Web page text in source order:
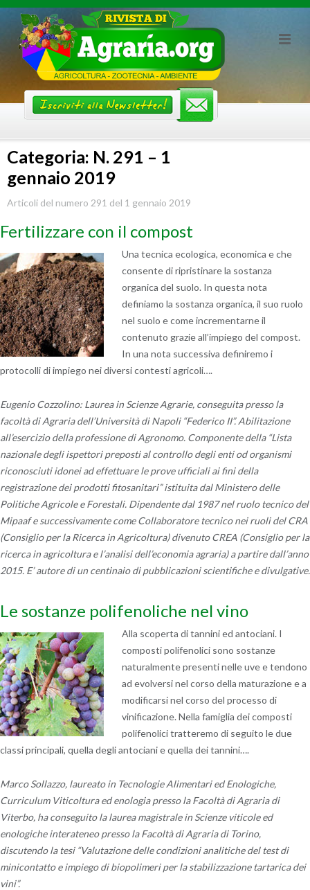
Skip
content
Categoria: N. 291 – 1
gennaio 2019
Articoli del numero 291 del 1 gennaio 2019
Fertilizzare con il compost
Una tecnica ecologica, economica e che
consente di ripristinare la sostanza
organica del suolo. In questa nota
definiamo la sostanza organica, il suo ruolo
nel suolo e come incrementarne il
contenuto grazie all’impiego del compost.
In una nota successiva definiremo i
protocolli di impiego nei diversi contesti agricoli….
Eugenio Cozzolino: Laurea in Scienze Agrarie, conseguita presso la
facoltà di Agraria dell’Università di Napoli “Federico II”. Abilitazione
all’esercizio della professione di Agronomo. Componente della “Lista
nazionale degli ispettori preposti al controllo degli enti od organismi
riconosciuti idonei ad effettuare le prove ufficiali ai fini della
registrazione dei prodotti fitosanitari” istituita dal Ministero delle
Politiche Agricole e Forestali. Dipendente dal 1987 nel ruolo tecnico del
Mipaaf e successivamente come Collaboratore tecnico nei ruoli del CRA
(Consiglio per la Ricerca in Agricoltura) divenuto CREA (Consiglio per la
ricerca in agricoltura e l’analisi dell’economia agraria) a partire dall’anno
2015. E’ autore di un centinaio di pubblicazioni scientifiche e divulgative.
Le sostanze polifenoliche nel vino
Alla scoperta di tannini ed antociani. I
composti polifenolici sono sostanze
naturalmente presenti nelle uve e tendono
ad evolversi nel corso della maturazione e a
modificarsi nel corso del processo di
vinificazione. Nella famiglia dei composti
polifenolici tratteremo di seguito le due
classi principali, quella degli antociani e quella dei tannini….
Marco Sollazzo, laureato in Tecnologie Alimentari ed Enologiche,
Curriculum Viticoltura ed enologia presso la Facoltà di Agraria di
Viterbo, ha conseguito la laurea magistrale in Scienze viticole ed
enologiche interateneo presso la Facoltà di Agraria di Torino,
discutendo la tesi “Valutazione delle condizioni analitiche del test di
minicontatto e impiego di biopolimeri per la stabilizzazione tartarica dei
vini”.